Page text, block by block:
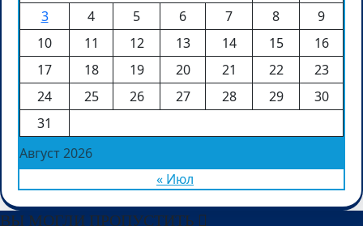
Август 2026
3
4 5 6 7 8
9
10
11 12 13 14 15
16
17
18 19 20 21 22
23
24
25 26 27 28 29
30
31
« Июл
ВЫ МОГЛИ ПРОПУСТИТЬ